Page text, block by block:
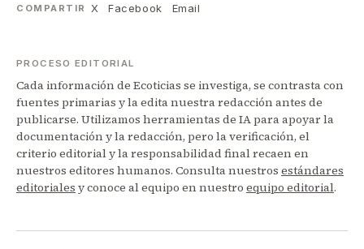
COMPARTIR X Facebook Email
PROCESO EDITORIAL
Cada información de Ecoticias se investiga, se contrasta con
fuentes primarias y la edita nuestra redacción antes de
publicarse. Utilizamos herramientas de IA para apoyar la
documentación y la redacción, pero la verificación, el
criterio editorial y la responsabilidad final recaen en
nuestros editores humanos. Consulta nuestros estándares
editoriales y conoce al equipo en nuestro equipo editorial.